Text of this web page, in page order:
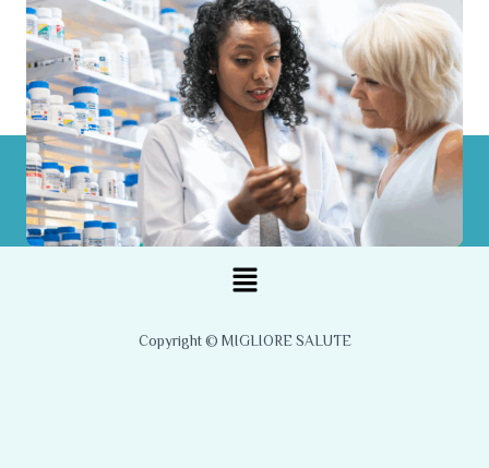
Menu
Copyright © MIGLIORE SALUTE